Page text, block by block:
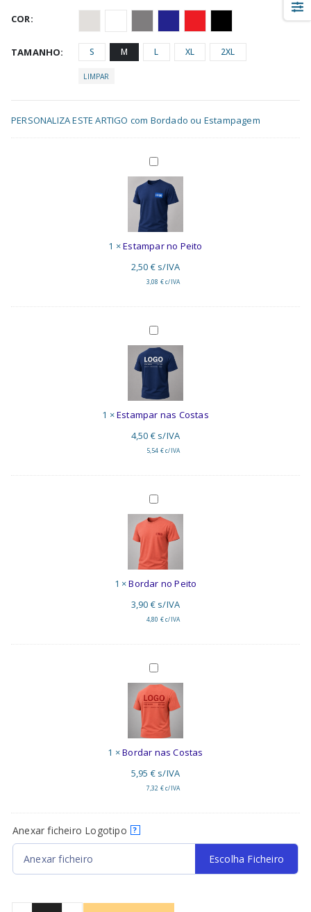
COR
TAMANHO S M L XL 2XL
LIMPAR
PERSONALIZA ESTE ARTIGO com Bordado ou Estampagem
Estampar
no
Peito
1 ×Estampar no Peito
2,50 € s/IVA
3,08 €c/IVA
Estampar
nas
Costas
1 ×Estampar nas Costas
4,50 € s/IVA
5,54 €c/IVA
Bordar
no
Peito
1 ×Bordar no Peito
3,90 € s/IVA
4,80 €c/IVA
Bordar
nas
Costas
1 ×Bordar nas Costas
5,95 € s/IVA
7,32 €c/IVA
Anexar ficheiro Logotipo ?
Anexar ficheiro Escolha Ficheiro